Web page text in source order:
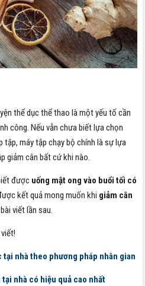
thể dục thể thao là một yếu tố cần
công. Nếu vẫn chưa biết lựa chọn
tập, máy tập chạy bộ chính là sự lựa
giảm cân bất cứ khi nào.
được uống mật ong vào buổi tối có
kết quả mong muốn khi giảm cân
viết lần sau.
nhà theo phương pháp nhân gian
nhà có hiệu quả cao nhất